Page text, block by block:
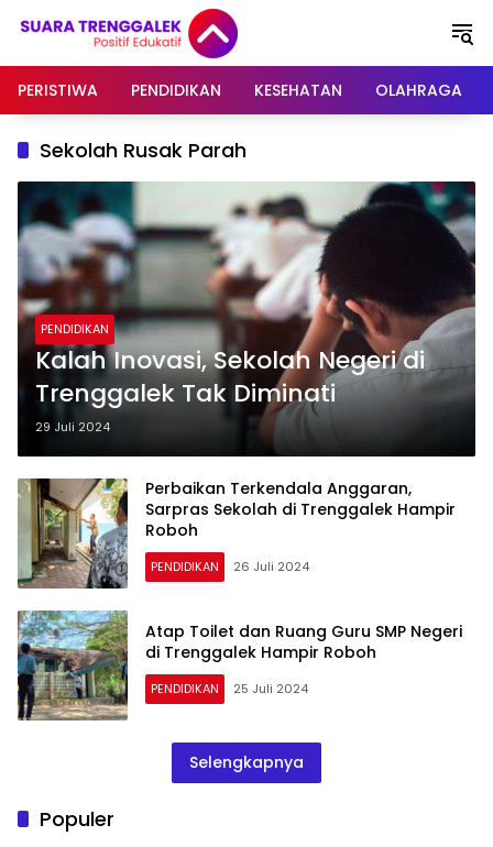
PERISTIWA
PENDIDIKAN KESEHATAN OLAHRAGA
Sekolah Rusak Parah
PENDIDIKAN
Kalah Inovasi, Sekolah Negeri di
Trenggalek Tak Diminati
29 Juli 2024
Perbaikan Terkendala Anggaran,
Sarpras Sekolah di Trenggalek Hampir
Roboh
PENDIDIKAN 26 Juli 2024
Atap Toilet dan Ruang Guru SMP Negeri
di Trenggalek Hampir Roboh
PENDIDIKAN 25 Juli 2024
Selengkapnya
Populer